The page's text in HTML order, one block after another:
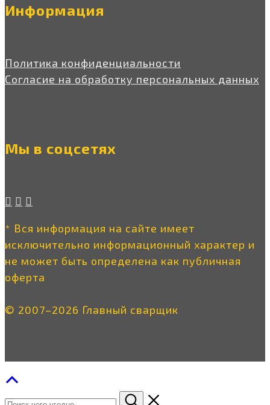
Информация
Политика конфиденциальности
Согласие на обработку персональных данных
Мы в соцсетях
* Вся информация на сайте имеет
исключительно информационный характер и
не может быть определена как публичная
оферта
© 2007–2026 Главный сварщик